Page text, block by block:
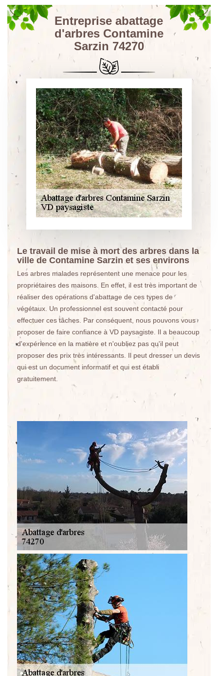
Entreprise abattage
d'arbres Contamine
Sarzin 74270
Le travail de mise à mort des arbres dans la
ville de Contamine Sarzin et ses environs
Les arbres malades représentent une menace pour les
propriétaires des maisons. En effet, il est très important de
réaliser des opérations d'abattage de ces types de
végétaux. Un professionnel est souvent contacté pour
effectuer ces tâches. Par conséquent, nous pouvons vous
proposer de faire confiance à VD paysagiste. Il a beaucoup
d'expérience en la matière et n'oubliez pas qu'il peut
proposer des prix très intéressants. Il peut dresser un devis
qui est un document informatif et qui est établi
gratuitement.